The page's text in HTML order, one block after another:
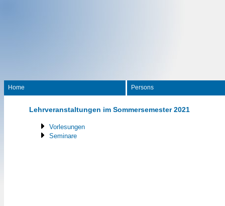
Home Persons
Lehrveranstaltungen im Sommersemester 2021
Vorlesungen
Seminare